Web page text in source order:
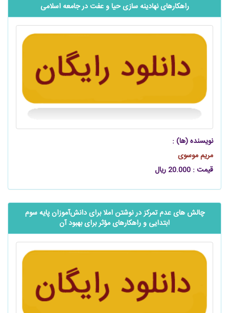
راهکارهای نهادینه سازی حیا و عفت در جامعه اسلامی
نویسنده (ها) :
مریم موسوی
قیمت : 20.000 ریال
چالش ‌های عدم تمرکز در نوشتن املا برای دانش‌آموزان پایه سوم
ابتدایی و راهکارهای مؤثر برای بهبود آن